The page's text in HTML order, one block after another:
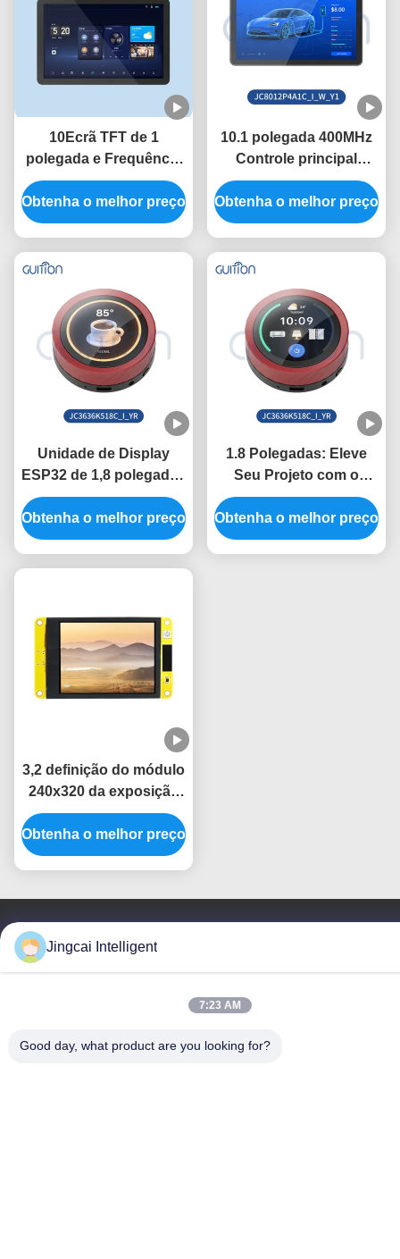
10Ecrã TFT de 1
polegada e Frequência
de Controle Principal de
400 MHz no Módulo de
Display ESP32 com
2400-921600
Obtenha o melhor preço
10.1 polegada 400MHz
Controle principal
ESP32 Módulo de
exibição com 320
polegadas de brilho e
na necessidade
Obtenha o melhor preço
Unidade de Display
ESP32 de 1,8 polegadas
com Chip Driver
ST77916 para Sistemas
de Controle Industrial
Obtenha o melhor preço
1.8 Polegadas: Eleve
Seu Projeto com o
Módulo de Display
ESP32 5V e Resolução
360*360
Obtenha o melhor preço
3,2 definição do módulo
240x320 da exposição
de TFT LVGL LCD
ESP32 da polegada
Obtenha o melhor preço
Contacte-nos
Jingcai Intelligent
7:23 AM
Good day, what product are you looking for?